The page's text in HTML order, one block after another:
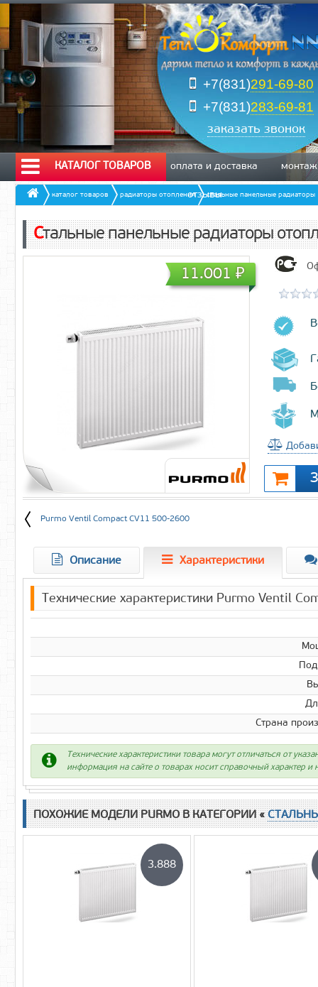
+7(831)291-69-80
+7(831)283-69-81
заказать звонок
КАТАЛОГ ТОВАРОВ оплата и доставка монтаж
отзывы
каталог товаров радиаторы отопления стальные панельные радиаторы
Стальные панельные радиаторы
11.001₽
Purmo Ventil Compact CV11 500-2600
Описание Характеристики
Технические характеристики Purmo Ventil
Страна
Технические характеристики товара могут отличаться от
информация на сайте о товарах носит справочный характер
ПОХОЖИЕ МОДЕЛИ PURMO В КАТЕГОРИИ «
3.888